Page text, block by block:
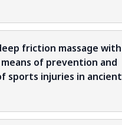
friction massage with
means of prevention and
sports injuries in ancient